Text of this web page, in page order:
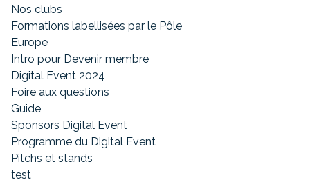
Nos clubs
Formations labellisées par le Pôle
Europe
Intro pour Devenir membre
Digital Event 2024
Foire aux questions
Guide
Sponsors Digital Event
Programme du Digital Event
Pitchs et stands
test